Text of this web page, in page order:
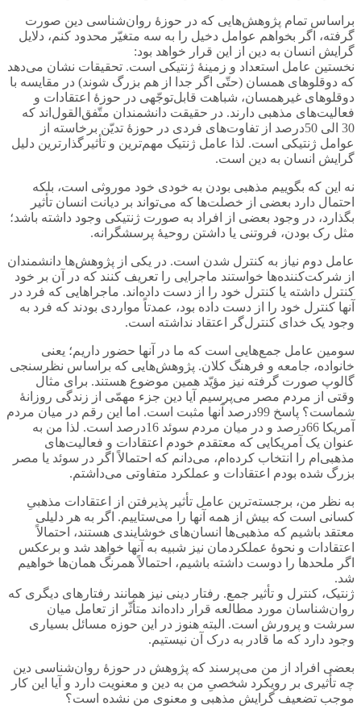
براساس تمام پژوهش‌هایی که در حوزۀ روان‌شناسی دین صورت
گرفته، اگر بخواهم عوامل دخیل را به سه متغیّر محدود کنم، دلایل
گرایش انسان‌ به دین از این قرار خواهد بود:
نخستین عامل استعداد و زمینۀ ژنتیکی است. تحقیقات نشان می‌دهد
که دوقلوهای همسان (حتّی اگر جدا از هم بزرگ شوند) در مقایسه با
دوقلوهای غیرهمسان، شباهت قابل‌توجّهی در حوزۀ اعتقادات و
فعالیت‌های مذهبی دارند. در حقیقت دانشمندان متّفق‌القول‌اند که
30 الی 50درصد از تفاوت‌های فردی در حوزۀ تدیّن برخاسته از
عوامل ژنتیکی است. لذا عامل ژنتیک مهم‌ترین و تأثیرگذارترین دلیل
گرایش انسان به دین است.
نه این که بگوییم مذهبی بودن به خودی خود موروثی است، بلکه
احتمال دارد بعضی از خصلت‌ها که می‌تواند بر دیانت انسان تأثیر
بگذارد، در وجود بعضی از افراد به صورت ژنتیکی وجود داشته باشد؛
مثل رک بودن، فروتنی یا داشتن روحیۀ پرسشگرانه.
عامل دوم نیاز به کنترل شدن است. در یکی از پژوهش‌ها دانشمندان
از شرکت‌کننده‌ها خواستند ماجرایی را تعریف کنند که در آن بر خود
کنترل داشته یا کنترل خود را از دست داده‌اند. ماجراهایی که فرد در
آنها کنترل خود را از دست داده بود، عمدتاً مواردی بودند که فرد به
وجود یک خدای کنترل‌گر اعتقاد نداشته است.
سومین عامل جمع‌هایی است که ما در آنها حضور داریم؛ یعنی
خانواده، جامعه و فرهنگ کلان. پژوهش‌هایی که براساس نظرسنجی
گالوپ صورت گرفته نیز مؤیّد همین موضوع هستند. برای مثال
وقتی از مردم مصر می‌پرسیم آیا دین جزء مهمّی از زندگی روزانۀ
شماست؟ پاسخ 99درصد آنها مثبت است. اما این رقم در میان مردم
آمریکا 66درصد و در میان مردم سوئد 16درصد است. لذا من به
عنوان یک آمریکایی که معتقدم خودم اعتقادات و فعالیت‌های
مذهبی‌ام را انتخاب کرده‌ام، می‌دانم که احتمالاً اگر در سوئد یا مصر
بزرگ شده بودم اعتقادات و عملکرد متفاوتی می‌داشتم.
به نظر من، برجسته‌ترین عامل تأثیر پذیرفتن از اعتقادات مذهبیِ
کسانی است که بیش از همه آنها را می‌ستاییم. اگر به هر دلیلی
معتقد باشیم که مذهبی‌ها انسان‌های خوشایندی هستند، احتمالاً
اعتقادات و نحوۀ عملکردمان نیز شبیه به آنها خواهد شد و برعکس
اگر ملحدها را دوست داشته باشیم، احتمالاً همرنگ همان‌ها خواهیم
شد.
ژنتیک، کنترل و تأثیر جمع. رفتار دینی نیز همانند رفتارهای دیگری که
روان‌شناسان مورد مطالعه قرار داده‌اند متأثّر از تعامل میان
سرشت و پرورش است. البته هنوز در این حوزه مسائل بسیاری
وجود دارد که ما قادر به درک آن نیستیم.
بعضی افراد از من می‌پرسند که پژوهش در حوزۀ روان‌شناسی دین
چه تأثیری بر رویکرد شخصیِ من به دین و معنویت دارد و آیا این کار
موجب تضعیف گرایش مذهبی و معنوی من نشده است؟